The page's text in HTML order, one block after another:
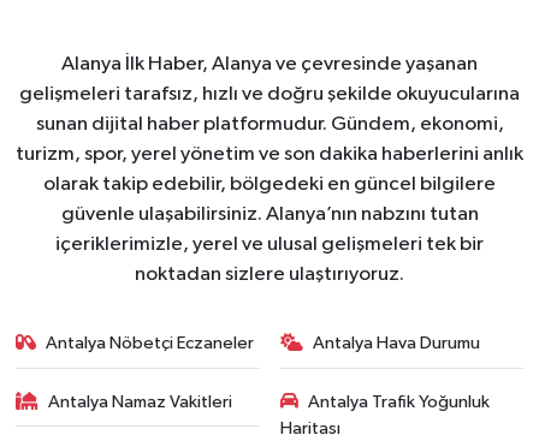
Alanya İlk Haber, Alanya ve çevresinde yaşanan
gelişmeleri tarafsız, hızlı ve doğru şekilde okuyucularına
sunan dijital haber platformudur. Gündem, ekonomi,
turizm, spor, yerel yönetim ve son dakika haberlerini anlık
olarak takip edebilir, bölgedeki en güncel bilgilere
güvenle ulaşabilirsiniz. Alanya’nın nabzını tutan
içeriklerimizle, yerel ve ulusal gelişmeleri tek bir
noktadan sizlere ulaştırıyoruz.
Antalya Nöbetçi Eczaneler Antalya Hava Durumu
Antalya Namaz Vakitleri
Antalya Trafik Yoğunluk
Haritası